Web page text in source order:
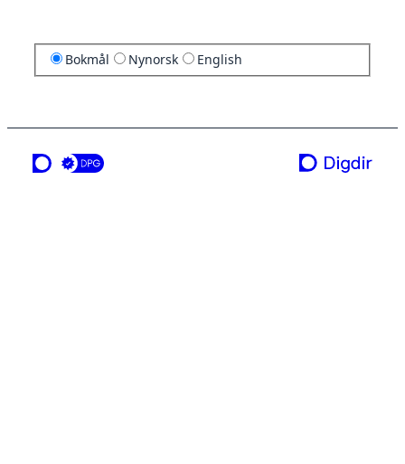
Bokmål Nynorsk English